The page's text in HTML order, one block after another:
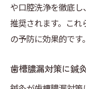
や口腔洗浄を徹底
推奨されます。こ
の予防に効果的です。
歯槽膿漏対策に鍼